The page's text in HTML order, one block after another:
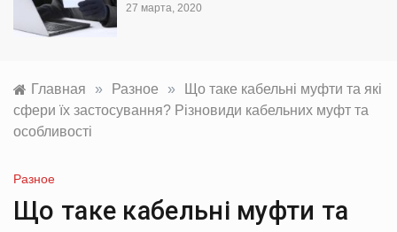
27 марта, 2020
Главная » Разное »
Що таке кабельні муфти та які
сфери їх застосування? Різновиди кабельних муфт та
особливості
Разное
Що таке кабельні муфти та